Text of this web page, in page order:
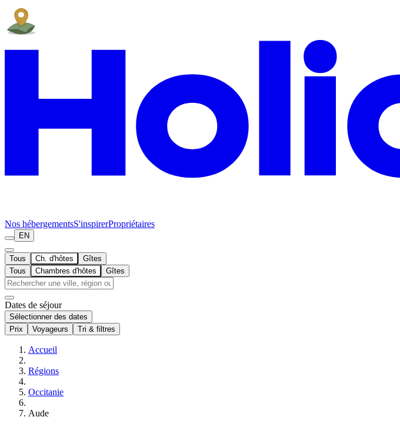
Nos hébergementsS'inspirerPropriétaires
EN
Tous Ch. d'hôtes
Gîtes
Tous
Chambres d'hôtes Gîtes
Dates de séjour
Sélectionner des dates
Prix
Voyageurs Tri & filtres
Accueil
Régions
Occitanie
Aude